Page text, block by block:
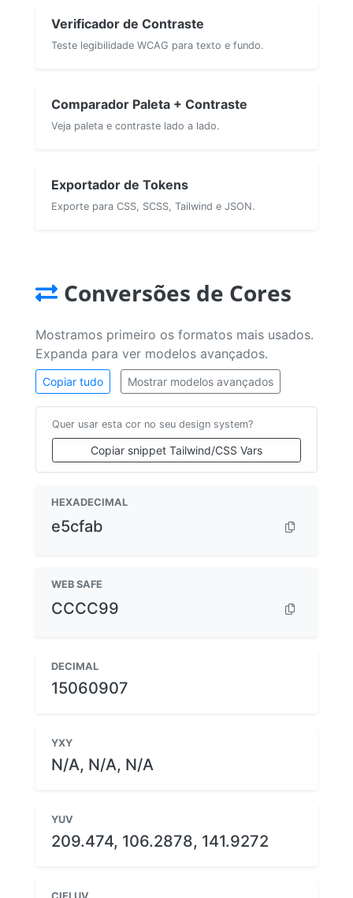
Verificador de Contraste
Teste legibilidade WCAG para texto e fundo.
Comparador Paleta + Contraste
Veja paleta e contraste lado a lado.
Exportador de Tokens
Exporte para CSS, SCSS, Tailwind e JSON.
Conversões de Cores
Mostramos primeiro os formatos mais usados.
Expanda para ver modelos avançados.
Copiar tudo Mostrar modelos avançados
Quer usar esta cor no seu design system?
Copiar snippet Tailwind/CSS Vars
HEXADECIMAL
e5cfab
WEB SAFE
CCCC99
DECIMAL
15060907
YXY
N/A, N/A, N/A
YUV
209.474, 106.2878, 141.9272
CIELUV